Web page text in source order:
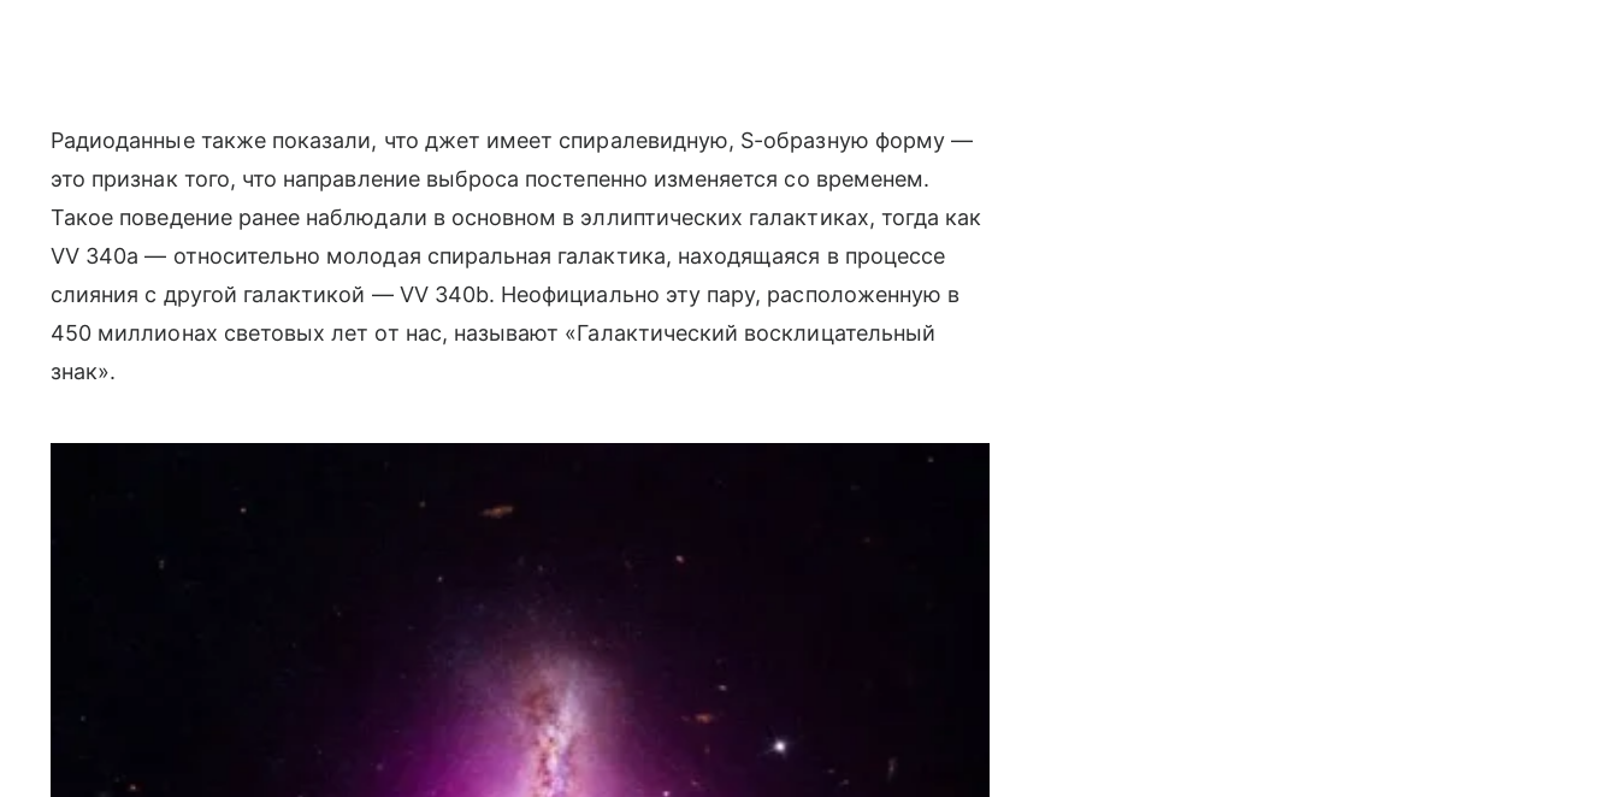
Радиоданные также показали, что джет имеет спиралевидную, S-образную форму —
это признак того, что направление выброса постепенно изменяется со временем.
Такое поведение ранее наблюдали в основном в эллиптических галактиках, тогда как
VV 340a — относительно молодая спиральная галактика, находящаяся в процессе
слияния с другой галактикой — VV 340b. Неофициально эту пару, расположенную в
450 миллионах световых лет от нас, называют «Галактический восклицательный
знак».